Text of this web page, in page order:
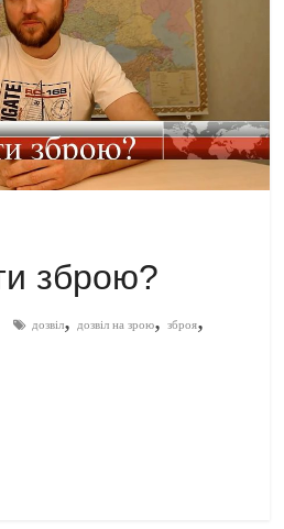
зброю?
дозвіл, дозвіл на зрою,зброя,